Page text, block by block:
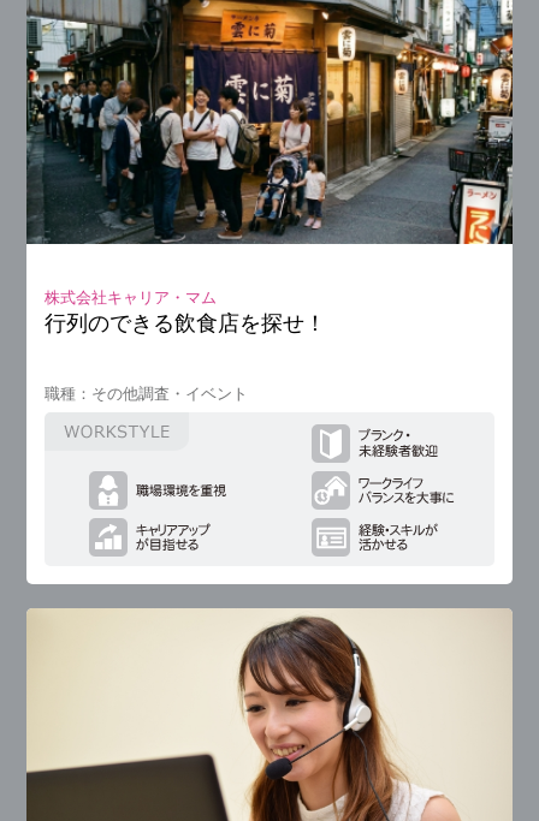
株式会社キャリア・マム
行列のできる飲食店を探せ！
職種：その他調査・イベント